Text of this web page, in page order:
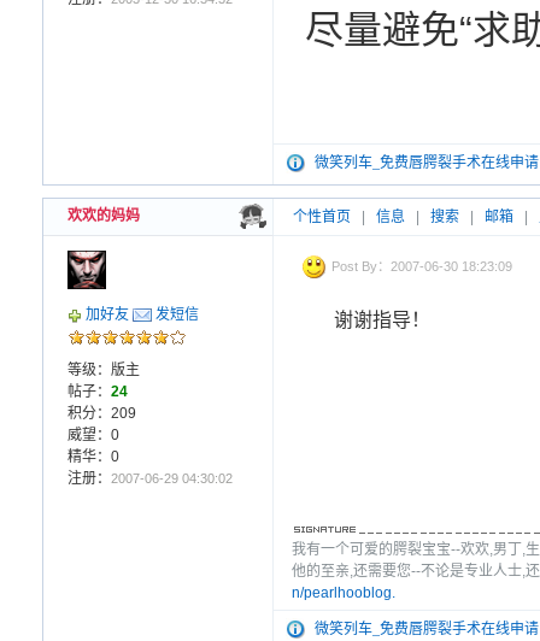
尽量避免“求
微笑列车_免费唇腭裂手术在线申请
欢欢的妈妈 个性首页 信息 搜索 邮箱
加好友 发短信
等级：版主
帖子： 24
积分：209
威望：0
精华：0
注册： 2007-06-29 04:30:02
Post By：2007-06-30 18:23:09
谢谢指导！
我有一个可爱的腭裂宝宝--欢欢,男丁,
他的至亲,还需要您--不论是专业人士,
n/pearlhooblog.
微笑列车_免费唇腭裂手术在线申请